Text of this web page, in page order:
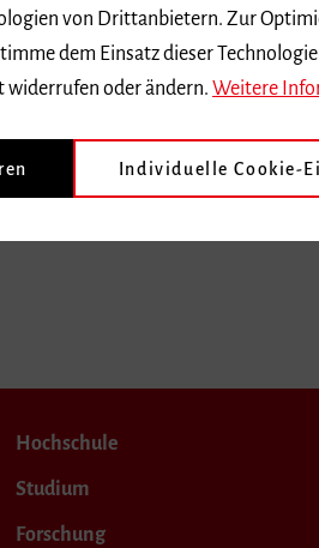
Hochschule
Studium
Forschung
von Drittanbietern. Zur
dem Einsatz dieser
oder ändern. Weitere
Individuelle Cookie-